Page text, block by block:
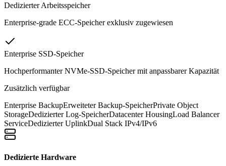
Dedizierter Arbeitsspeicher
Enterprise-grade ECC-Speicher exklusiv zugewiesen
Enterprise SSD-Speicher
Hochperformanter NVMe-SSD-Speicher mit anpassbarer Kapazität
Zusätzlich verfügbar
Enterprise BackupErweiteter Backup-SpeicherPrivate Object
StorageDedizierter Log-SpeicherDatacenter HousingLoad Balancer
ServiceDedizierter UplinkDual Stack IPv4/IPv6
Dedizierte Hardware